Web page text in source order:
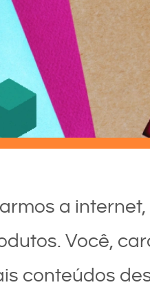
a
Você,
conteúdos